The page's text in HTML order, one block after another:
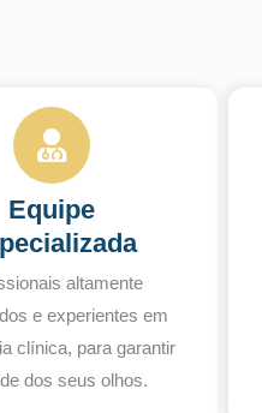
Equipe
altamente
e experientes em
clínica, para garantir
dos seus olhos.